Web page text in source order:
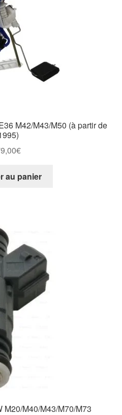
M42/M43/M50 (à partir de
€
au panier
M20/M40/M43/M70/M73